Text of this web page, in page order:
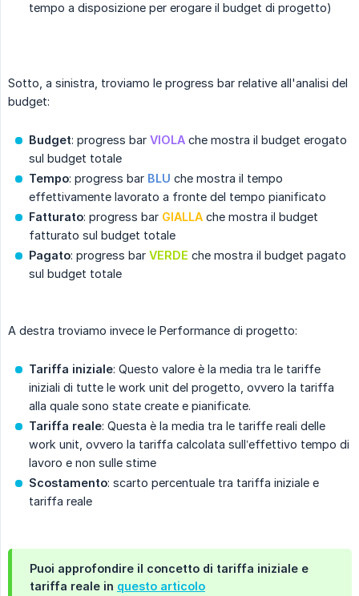
tempo a disposizione per erogare il budget di progetto)
Sotto, a sinistra, troviamo le progress bar relative all'analisi del
budget:
Budget: progress bar VIOLA che mostra il budget erogato
sul budget totale
Tempo: progress bar BLU che mostra il tempo
effettivamente lavorato a fronte del tempo pianificato
Fatturato: progress bar GIALLA che mostra il budget
fatturato sul budget totale
Pagato: progress bar VERDE che mostra il budget pagato
sul budget totale
A destra troviamo invece le Performance di progetto:
Tariffa iniziale: Questo valore è la media tra le tariffe
iniziali di tutte le work unit del progetto, ovvero la tariffa
alla quale sono state create e pianificate.
Tariffa reale: Questa è la media tra le tariffe reali delle
work unit, ovvero la tariffa calcolata sull’effettivo tempo di
lavoro e non sulle stime
Scostamento: scarto percentuale tra tariffa iniziale e
tariffa reale
Puoi approfondire il concetto di tariffa iniziale e
tariffa reale in questo articolo